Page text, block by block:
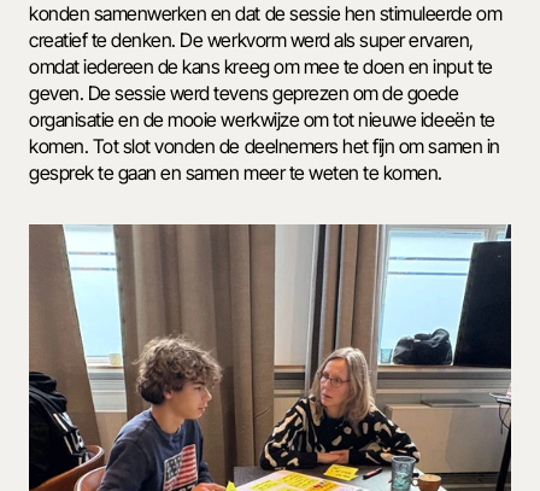
konden samenwerken en dat de sessie hen stimuleerde om
creatief te denken. De werkvorm werd als super ervaren,
omdat iedereen de kans kreeg om mee te doen en input te
geven. De sessie werd tevens geprezen om de goede
organisatie en de mooie werkwijze om tot nieuwe ideeën te
komen. Tot slot vonden de deelnemers het fijn om samen in
gesprek te gaan en samen meer te weten te komen.